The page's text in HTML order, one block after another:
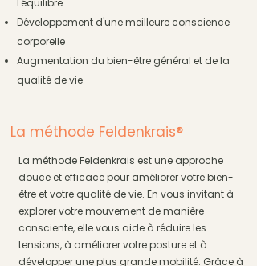
l'équilibre
Développement d'une meilleure conscience
corporelle
Augmentation du bien-être général et de la
qualité de vie
La méthode Feldenkrais®
La méthode Feldenkrais est une approche
douce et efficace pour améliorer votre bien-
être et votre qualité de vie. En vous invitant à
explorer votre mouvement de manière
consciente, elle vous aide à réduire les
tensions, à améliorer votre posture et à
développer une plus grande mobilité. Grâce à